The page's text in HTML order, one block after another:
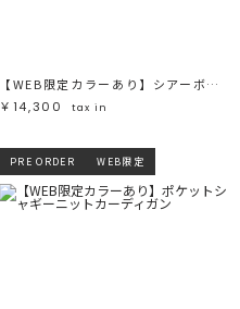
【WEB限定カラーあり】シアーボーダーカーデプルオーバー
￥14,300
tax in
PRE ORDER WEB限定